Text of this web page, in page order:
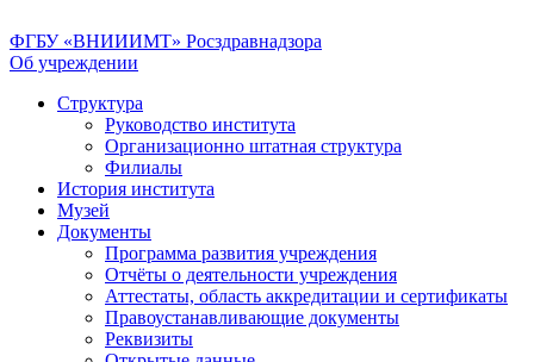
ФГБУ «ВНИИИМТ» Росздравнадзора
Об учреждении
Структура
Руководство института
Организационно штатная структура
Филиалы
История института
Музей
Документы
Программа развития учреждения
Отчёты о деятельности учреждения
Аттестаты, область аккредитации и сертификаты
Правоустанавливающие документы
Реквизиты